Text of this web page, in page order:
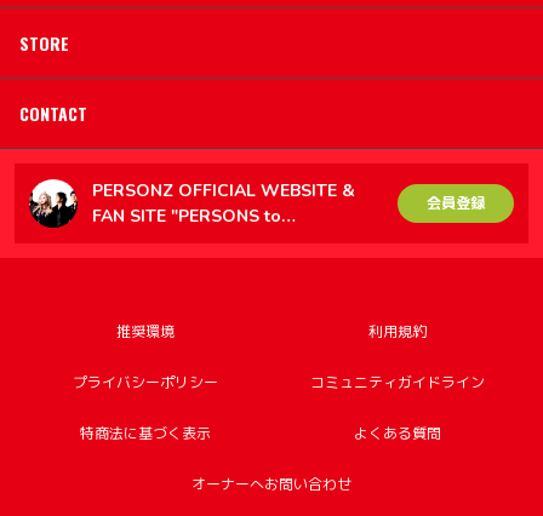
STORE
CONTACT
PERSONZ OFFICIAL WEBSITE &
FAN SITE "PERSONS to
PERSONZ（PtoP）"
会員登録
推奨環境 利用規約
プライバシーポリシー コミュニティガイドライン
特商法に基づく表示 よくある質問
オーナーへお問い合わせ